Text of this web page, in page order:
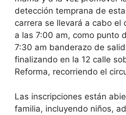
detección temprana de
carrera se llevará a cabo el
a las 7:00 am, como punto
7:30 am banderazo de
finalizando en la 12 calle
Reforma, recorriendo el
Las inscripciones están
familia, incluyendo niños,